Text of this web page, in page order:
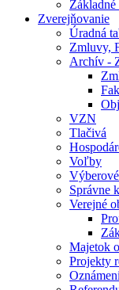
Základné
Zverejňovanie
Úradná
Zmluvy,
Archív -
VZN
Tlačivá
Voľby
Správne
Verejné
Majetok
Projekty